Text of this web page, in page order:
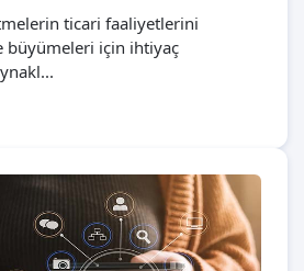
ticari faaliyetlerini
büyümeleri için ihtiyaç